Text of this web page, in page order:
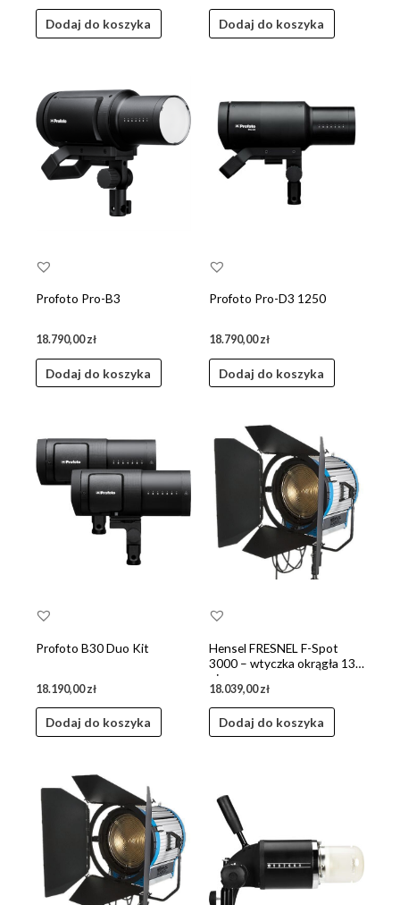
Dodaj do koszyka Dodaj do koszyka
Profoto Pro-B3
18.790,00zł
Dodaj do koszyka
Profoto Pro-D3 1250
18.790,00zł
Dodaj do koszyka
Profoto B30 Duo Kit
18.190,00zł
Dodaj do koszyka
Hensel FRESNEL F-Spot
3000 – wtyczka okrągła 13
pin
18.039,00zł
Dodaj do koszyka